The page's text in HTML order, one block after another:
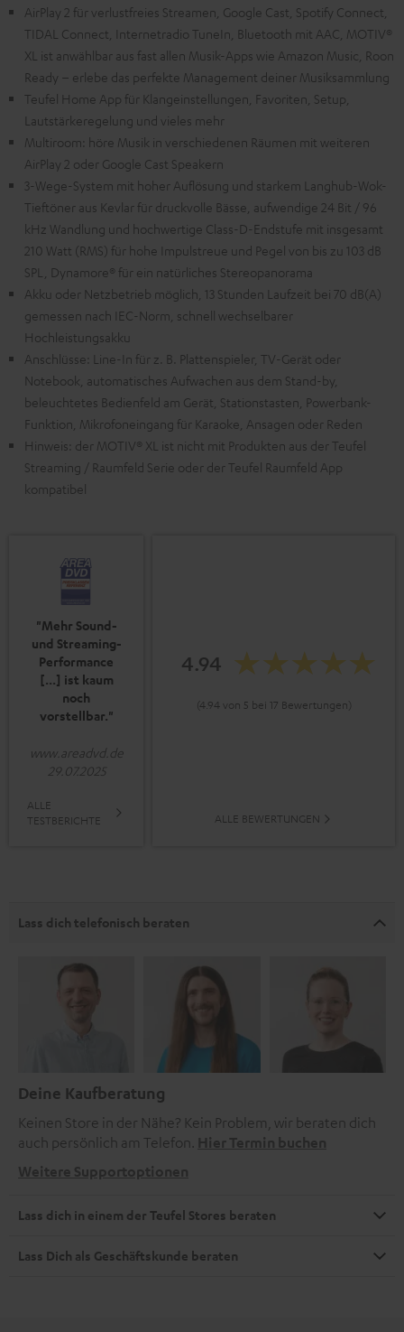
AirPlay 2 für verlustfreies Streamen, Google Cast, Spotify Connect,
TIDAL Connect, Internetradio TuneIn, Bluetooth mit AAC, MOTIV®
XL ist anwählbar aus fast allen Musik-Apps wie Amazon Music, Roon
Ready – erlebe das perfekte Management deiner Musiksammlung
Teufel Home App für Klangeinstellungen, Favoriten, Setup,
Lautstärkeregelung und vieles mehr
Multiroom: höre Musik in verschiedenen Räumen mit weiteren
AirPlay 2 oder Google Cast Speakern
3-Wege-System mit hoher Auflösung und starkem Langhub-Wok-
Tieftöner aus Kevlar für druckvolle Bässe, aufwendige 24 Bit / 96
kHz Wandlung und hochwertige Class-D-Endstufe mit insgesamt
210 Watt (RMS) für hohe Impulstreue und Pegel von bis zu 103 dB
SPL, Dynamore® für ein natürliches Stereopanorama
Akku oder Netzbetrieb möglich, 13 Stunden Laufzeit bei 70 dB(A)
gemessen nach IEC-Norm, schnell wechselbarer
Hochleistungsakku
Anschlüsse: Line-In für z. B. Plattenspieler, TV-Gerät oder
Notebook, automatisches Aufwachen aus dem Stand-by,
beleuchtetes Bedienfeld am Gerät, Stationstasten, Powerbank-
Funktion, Mikrofoneingang für Karaoke, Ansagen oder Reden
Hinweis: der MOTIV® XL ist nicht mit Produkten aus der Teufel
Streaming / Raumfeld Serie oder der Teufel Raumfeld App
kompatibel
"Mehr Sound-
und Streaming-
Performance
[...] ist kaum
noch
vorstellbar."
www.areadvd.de
29.07.2025
ALLE
TESTBERICHTE
4.94
(4.94 von 5 bei 17 Bewertungen)
ALLE BEWERTUNGEN
Lass dich telefonisch beraten
Deine Kaufberatung
Keinen Store in der Nähe? Kein Problem, wir beraten dich
auch persönlich am Telefon. Hier Termin buchen
Weitere Supportoptionen
Lass dich in einem der Teufel Stores beraten
Lass Dich als Geschäftskunde beraten